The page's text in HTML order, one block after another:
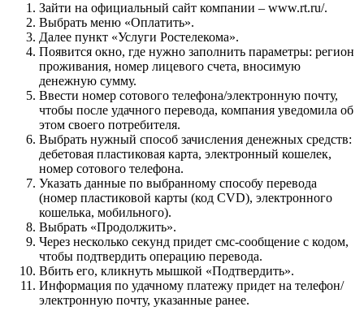
Зайти на официальный сайт компании – www.rt.ru/.
Выбрать меню «Оплатить».
Далее пункт «Услуги Ростелекома».
Появится окно, где нужно заполнить параметры: регион
проживания, номер лицевого счета, вносимую
денежную сумму.
Ввести номер сотового телефона/электронную почту,
чтобы после удачного перевода, компания уведомила об
этом своего потребителя.
Выбрать нужный способ зачисления денежных средств:
дебетовая пластиковая карта, электронный кошелек,
номер сотового телефона.
Указать данные по выбранному способу перевода
(номер пластиковой карты (код CVD), электронного
кошелька, мобильного).
Выбрать «Продолжить».
Через несколько секунд придет смс-сообщение с кодом,
чтобы подтвердить операцию перевода.
Вбить его, кликнуть мышкой «Подтвердить».
Информация по удачному платежу придет на телефон/
электронную почту, указанные ранее.